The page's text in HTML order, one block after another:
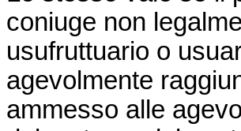
coniuge non
usufruttuario o
agevolmente
ammesso alle